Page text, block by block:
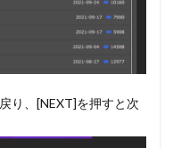
り、[NEXT]を押すと次